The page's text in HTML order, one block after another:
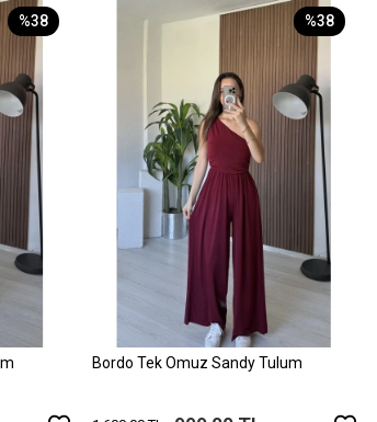
%38 %38
Bordo Tek Omuz Sandy Tulum